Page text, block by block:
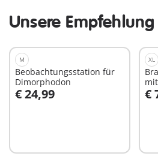
Unsere
M
Beobachtungsstation für
Dimorphodon
€ 24,99
In den Warenkorb
XL
€